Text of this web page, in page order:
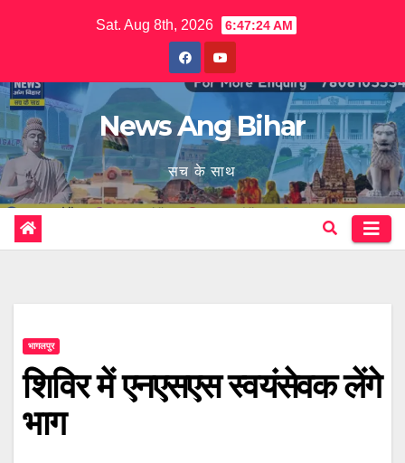
Sat. Aug 8th, 2026 6:47:24 AM
News Ang Bihar
सच के साथ
भागलपुर
शिविर में एनएसएस स्वयंसेवक लेंगे
भाग